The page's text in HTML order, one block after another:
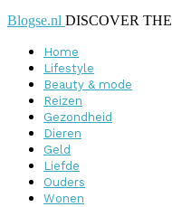
Blogse.nl DISCOVER
Home
Lifestyle
Beauty & mode
Reizen
Gezondheid
Dieren
Geld
Liefde
Ouders
Wonen